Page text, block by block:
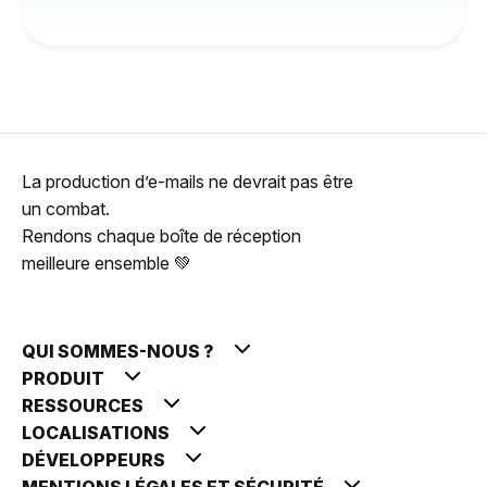
La production d’e-mails ne devrait pas être
un combat.
Rendons chaque boîte de réception
meilleure ensemble 💚
QUI SOMMES-NOUS ?
PRODUIT
RESSOURCES
LOCALISATIONS
DÉVELOPPEURS